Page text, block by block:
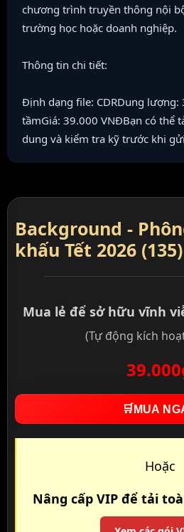
chương trình truyền thông nội
trường học hoặc doanh nghiệp.
Thông tin chi tiết:
Định dạng file: CDRDung lượng:
tầmGiá: 39.000 VNĐBạn có thể
dung và kiểm tra kỹ trước khi
Background -
khấu Tết 2026 (135)
Mua lẻ để sở hữu vĩnh
(Tự động kích
🛒 MUA
Hoặc
Nâng cấp VIP để tải